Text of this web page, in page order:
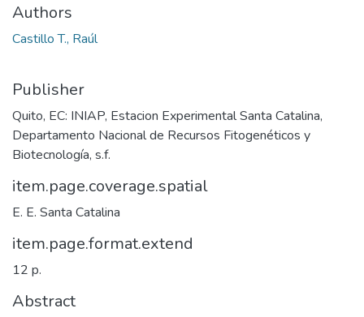
Authors
Castillo T., Raúl
Publisher
Quito, EC: INIAP, Estacion Experimental Santa Catalina,
Departamento Nacional de Recursos Fitogenéticos y
Biotecnología, s.f.
item.page.coverage.spatial
E. E. Santa Catalina
item.page.format.extend
12 p.
Abstract